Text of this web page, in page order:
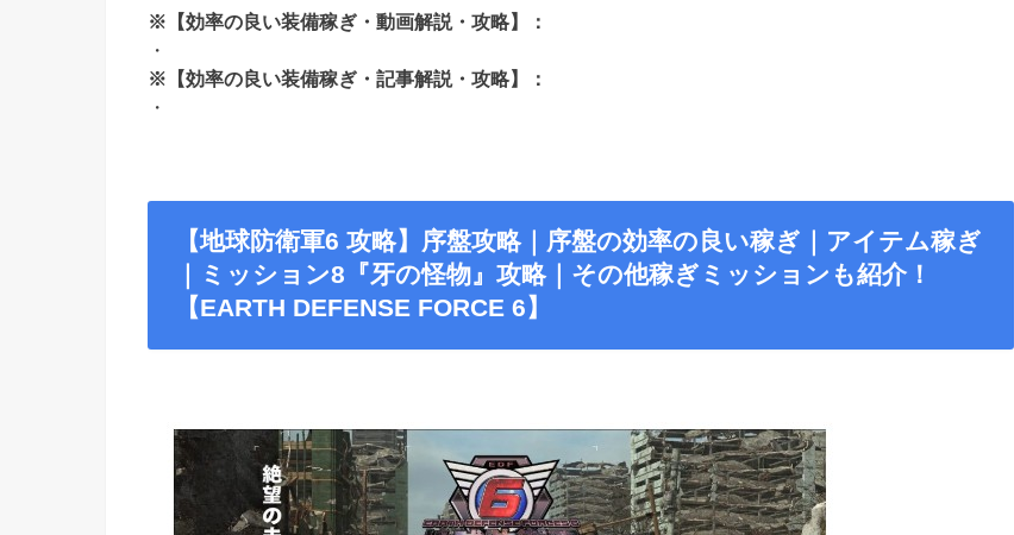
※【効率の良い装備稼ぎ・動画解説・攻略】：
・
※【効率の良い装備稼ぎ・記事解説・攻略】：
・
【地球防衛軍6 攻略】序盤攻略｜序盤の効率の良い稼ぎ｜アイテム稼ぎ
｜ミッション8『牙の怪物』攻略｜その他稼ぎミッションも紹介！
【EARTH DEFENSE FORCE 6】